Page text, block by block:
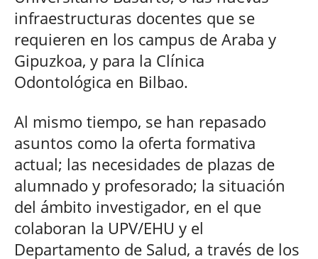
infraestructuras docentes que se
requieren en los campus de Araba y
Gipuzkoa, y para la Clínica
Odontológica en Bilbao.
Al mismo tiempo, se han repasado
asuntos como la oferta formativa
actual; las necesidades de plazas de
alumnado y profesorado; la situación
del ámbito investigador, en el que
colaboran la UPV/EHU y el
Departamento de Salud, a través de los